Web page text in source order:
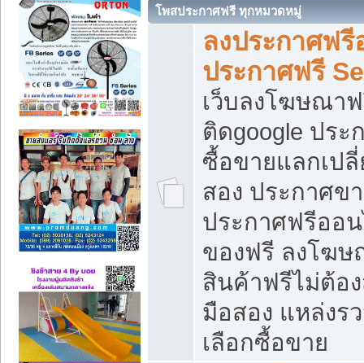
โพสประกาศฟรี ทุกหมวดหมู่
ลงประกาศฟ
ประกาศฟรี
เว็บลงโฆษณา
ติดgoogle ปร
ซื้อขายแลกเป
สอง ประกาศข
ประกาศฟรีออ
ของฟรี ลงโฆ
สินค้าฟรีไม่ต้อ
มือสอง แหล่งร
เลือกซื้อขาย